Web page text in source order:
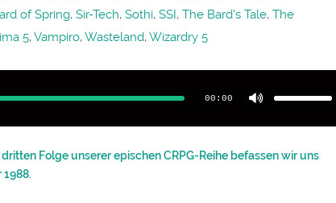
of Spring, Sir-Tech, Sothi, SSI, The Bard's Tale, The
5,Vampiro,Wasteland,Wizardry 5
00:00
Pfeiltasten
um
zu
Folge unserer epischen CRPG-Reihe befassen wir uns